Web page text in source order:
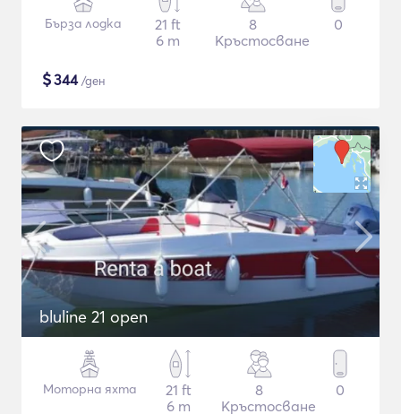
Бърза лодка
21 ft
6 m
8
Кръстосване
0
$344/ден
bluline 21 open
Моторна яхта
21 ft
6 m
8
Кръстосване
0